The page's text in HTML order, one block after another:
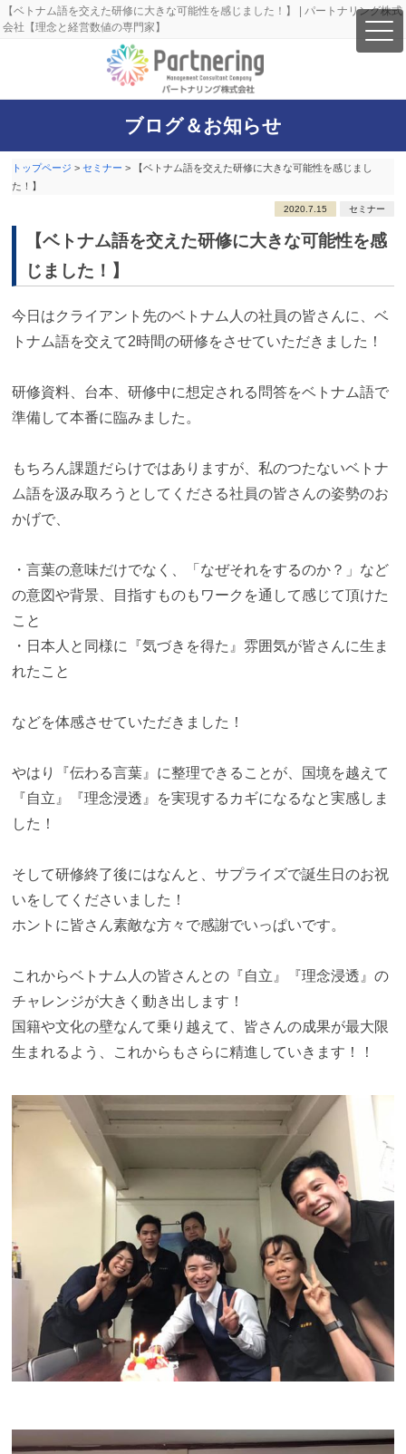
【ベトナム語を交えた研修に大きな可能性を感じました！】 | パートナリング株式
会社【理念と経営数値の専門家】
ブログ＆お知らせ
トップページ >セミナー >
【ベトナム語を交えた研修に大きな可能性を感じまし
た！】
2020.7.15 セミナー
【ベトナム語を交えた研修に大きな可能性を感
じました！】
今日はクライアント先のベトナム人の社員の皆さんに、ベ
トナム語を交えて2時間の研修をさせていただきました！
研修資料、台本、研修中に想定される問答をベトナム語で
準備して本番に臨みました。
もちろん課題だらけではありますが、私のつたないベトナ
ム語を汲み取ろうとしてくださる社員の皆さんの姿勢のお
かげで、
・言葉の意味だけでなく、「なぜそれをするのか？」など
の意図や背景、目指すものもワークを通して感じて頂けた
こと
・日本人と同様に『気づきを得た』雰囲気が皆さんに生ま
れたこと
などを体感させていただきました！
やはり『伝わる言葉』に整理できることが、国境を越えて
『自立』『理念浸透』を実現するカギになるなと実感しま
した！
そして研修終了後にはなんと、サプライズで誕生日のお祝
いをしてくださいました！
ホントに皆さん素敵な方々で感謝でいっぱいです。
これからベトナム人の皆さんとの『自立』『理念浸透』の
チャレンジが大きく動き出します！
国籍や文化の壁なんて乗り越えて、皆さんの成果が最大限
生まれるよう、これからもさらに精進していきます！！